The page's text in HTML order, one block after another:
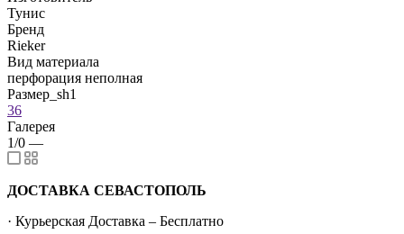
Тунис
Бренд
Rieker
Вид материала
перфорация неполная
Размер_sh1
36
Галерея
1/0 —
ДОСТАВКА СЕВАСТОПОЛЬ
· Курьерская Доставка – Бесплатно